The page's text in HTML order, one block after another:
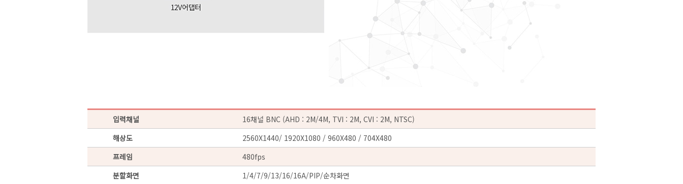
입력채널
16채널 BNC (AHD : 2M/4M, TVI : 2M, CVI : 2M, NTSC)
해상도
2560X1440/ 1920X1080 / 960X480 / 704X480
프레임
480fps
분할화면
1/4/7/9/13/16/16A/PIP/순차화면